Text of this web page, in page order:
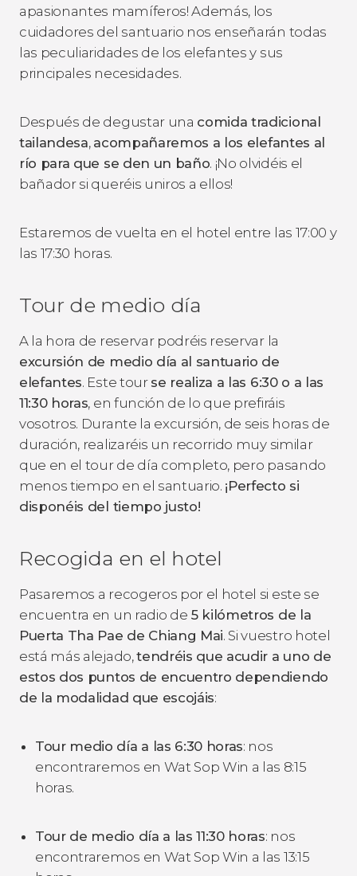
apasionantes mamíferos! Además, los
cuidadores del santuario nos enseñarán todas
las peculiaridades de los elefantes y sus
principales necesidades.
Después de degustar una comida tradicional
tailandesa, acompañaremos a los elefantes al
río para que se den un baño. ¡No olvidéis el
bañador si queréis uniros a ellos!
Estaremos de vuelta en el hotel entre las 17:00 y
las 17:30 horas.
Tour de medio día
A la hora de reservar podréis reservar la
excursión de medio día al santuario de
elefantes. Este tour se realiza a las 6:30 o a las
11:30 horas, en función de lo que prefiráis
vosotros. Durante la excursión, de seis horas de
duración, realizaréis un recorrido muy similar
que en el tour de día completo, pero pasando
menos tiempo en el santuario. ¡Perfecto si
disponéis del tiempo justo!
Recogida en el hotel
Pasaremos a recogeros por el hotel si este se
encuentra en un radio de 5 kilómetros de la
Puerta Tha Pae de Chiang Mai. Si vuestro hotel
está más alejado,tendréis que acudir a uno de
estos dos puntos de encuentro dependiendo
de la modalidad que escojáis:
Tour medio día a las 6:30 horas: nos
encontraremos en Wat Sop Win a las 8:15
horas.
Tour de medio día a las 11:30 horas: nos
encontraremos en Wat Sop Win a las 13:15